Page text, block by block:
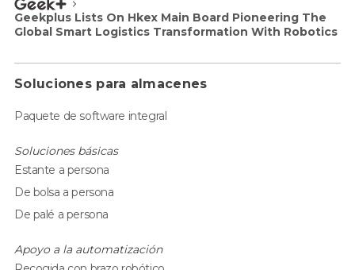
Geekplus Lists On Hkex Main Board Pioneering The
Global Smart Logistics Transformation With Robotics
Soluciones para almacenes
Paquete de software integral
Soluciones básicas
Estante a persona
De bolsa a persona
De palé a persona
Apoyo a la automatización